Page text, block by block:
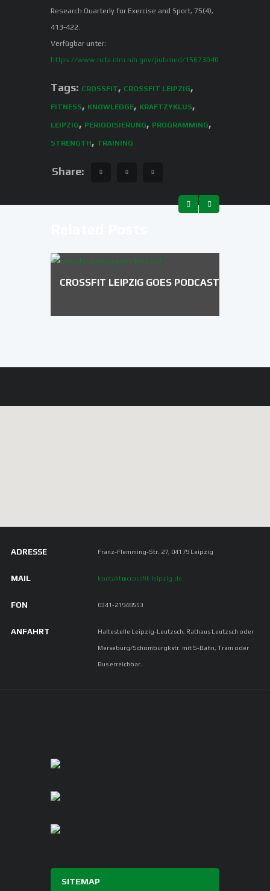
Research Quarterly for Exercise and Sport, 75(4),
413-422.
Verfügbar unter:
https://www.ncbi.nlm.nih.gov/pubmed/15673040
Tags: CROSSFIT, CROSSFIT LEIPZIG,
FITNESS, KNOWLEDGE, KRAFTZYKLUS,
LEIPZIG, PERIODISIERUNG, PROGRAMMING,
STRENGTH, TRAINING
Share:
CROSSFIT LEIPZIG GOES PODCAST
ADRESSE Franz-Flemming-Str. 27, 04179 Leipzig
MAIL kontakt@crossfit-leipzig.de
FON 0341-21948553
ANFAHRT Haltestelle Leipzig-Leutzsch, Rathaus Leutzsch oder
Merseburg/Schomburgkstr. mit S-Bahn, Tram oder
Bus erreichbar.
SITEMAP